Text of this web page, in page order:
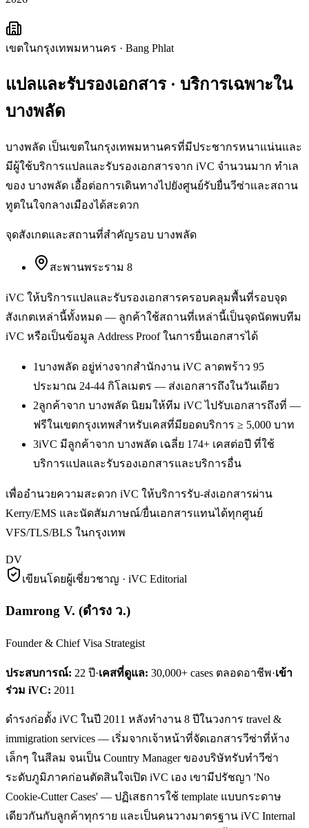
เขตในกรุงเทพมหานคร · Bang Phlat
แปลและรับรองเอกสาร· บริการเฉพาะใน
บางพลัด
บางพลัด เป็นเขตในกรุงเทพมหานครที่มีประชากรหนาแน่นและ
มีผู้ใช้บริการแปลและรับรองเอกสารจาก iVC จำนวนมาก ทำเล
ของ บางพลัด เอื้อต่อการเดินทางไปยังศูนย์รับยื่นวีซ่าและสถาน
ทูตในใจกลางเมืองได้สะดวก
จุดสังเกตและสถานที่สำคัญรอบ บางพลัด
สะพานพระราม 8
iVC ให้บริการแปลและรับรองเอกสารครอบคลุมพื้นที่รอบจุด
สังเกตเหล่านี้ทั้งหมด — ลูกค้าใช้สถานที่เหล่านี้เป็นจุดนัดพบทีม
iVC หรือเป็นข้อมูล Address Proof ในการยื่นเอกสารได้
1บางพลัด อยู่ห่างจากสำนักงาน iVC ลาดพร้าว 95
ประมาณ 24-44 กิโลเมตร — ส่งเอกสารถึงในวันเดียว
2ลูกค้าจาก บางพลัด นิยมให้ทีม iVC ไปรับเอกสารถึงที่ —
ฟรีในเขตกรุงเทพสำหรับเคสที่มียอดบริการ ≥ 5,000 บาท
3iVC มีลูกค้าจาก บางพลัด เฉลี่ย 174+ เคสต่อปี ที่ใช้
บริการแปลและรับรองเอกสารและบริการอื่น
เพื่ออำนวยความสะดวก iVC ให้บริการรับ-ส่งเอกสารผ่าน
Kerry/EMS และนัดสัมภาษณ์/ยื่นเอกสารแทนได้ทุกศูนย์
VFS/TLS/BLS ในกรุงเทพ
DV
เขียนโดยผู้เชี่ยวชาญ · iVC Editorial
Damrong V. (ดำรง ว.)
Founder & Chief Visa Strategist
ประสบการณ์: 22 ปี·เคสที่ดูแล: 30,000+ cases ตลอดอาชีพ·เข้า
ร่วม iVC: 2011
ดำรงก่อตั้ง iVC ในปี 2011 หลังทำงาน 8 ปีในวงการ travel &
immigration services — เริ่มจากเจ้าหน้าที่จัดเอกสารวีซ่าที่ห้าง
เล็กๆ ในสีลม จนเป็น Country Manager ของบริษัทรับทำวีซ่า
ระดับภูมิภาคก่อนตัดสินใจเปิด iVC เอง เขามีปรัชญา 'No
Cookie-Cutter Cases' — ปฏิเสธการใช้ template แบบกระดาษ
เดียวกันกับลูกค้าทุกราย และเป็นคนวางมาตรฐาน iVC Internal